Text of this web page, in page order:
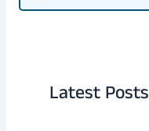
Latest Posts